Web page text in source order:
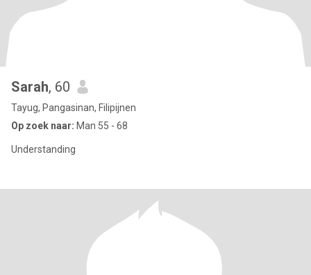
Sarah, 60
Tayug, Pangasinan, Filipijnen
Op zoek naar: Man 55 - 68
Understanding